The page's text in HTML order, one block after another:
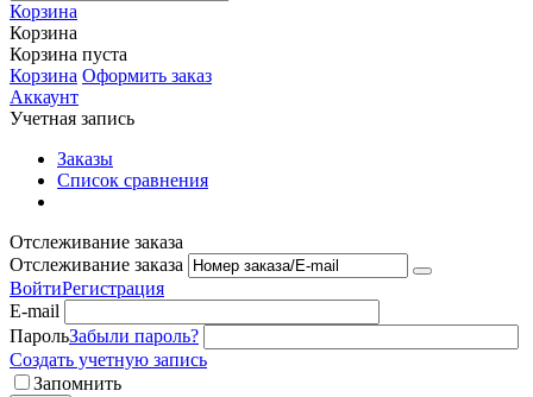
Корзина
Корзина
Корзина пуста
Корзина Оформить заказ
Аккаунт
Учетная запись
Заказы
Список сравнения
Отслеживание заказа
Отслеживание заказа
ВойтиРегистрация
E-mail
ПарольЗабыли пароль?
Создать учетную запись
Запомнить